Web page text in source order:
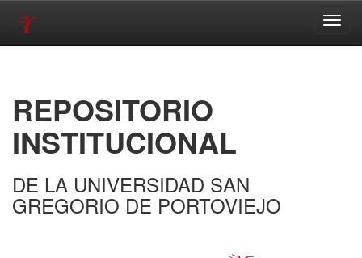
REPOSITORIO
INSTITUCIONAL
DE LA UNIVERSIDAD SAN
GREGORIO DE PORTOVIEJO